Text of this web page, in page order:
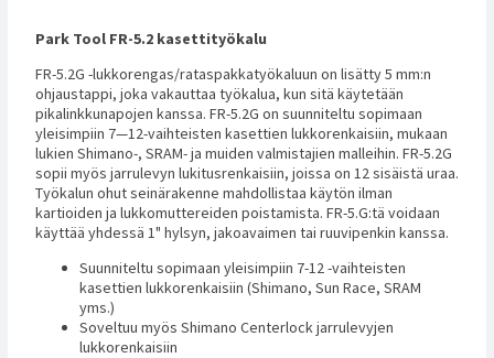
Park Tool FR-5.2 kasettityökalu
FR-5.2G -lukkorengas/rataspakkatyökaluun on lisätty 5 mm:n
ohjaustappi, joka vakauttaa työkalua, kun sitä käytetään
pikalinkkunapojen kanssa. FR-5.2G on suunniteltu sopimaan
yleisimpiin 7—12-vaihteisten kasettien lukkorenkaisiin, mukaan
lukien Shimano-, SRAM- ja muiden valmistajien malleihin. FR-5.2G
sopii myös jarrulevyn lukitusrenkaisiin, joissa on 12 sisäistä uraa.
Työkalun ohut seinärakenne mahdollistaa käytön ilman
kartioiden ja lukkomuttereiden poistamista. FR-5.G:tä voidaan
käyttää yhdessä 1" hylsyn, jakoavaimen tai ruuvipenkin kanssa.
Suunniteltu sopimaan yleisimpiin 7-12 -vaihteisten
kasettien lukkorenkaisiin (Shimano, Sun Race, SRAM
yms.)
Soveltuu myös Shimano Centerlock jarrulevyjen
lukkorenkaisiin